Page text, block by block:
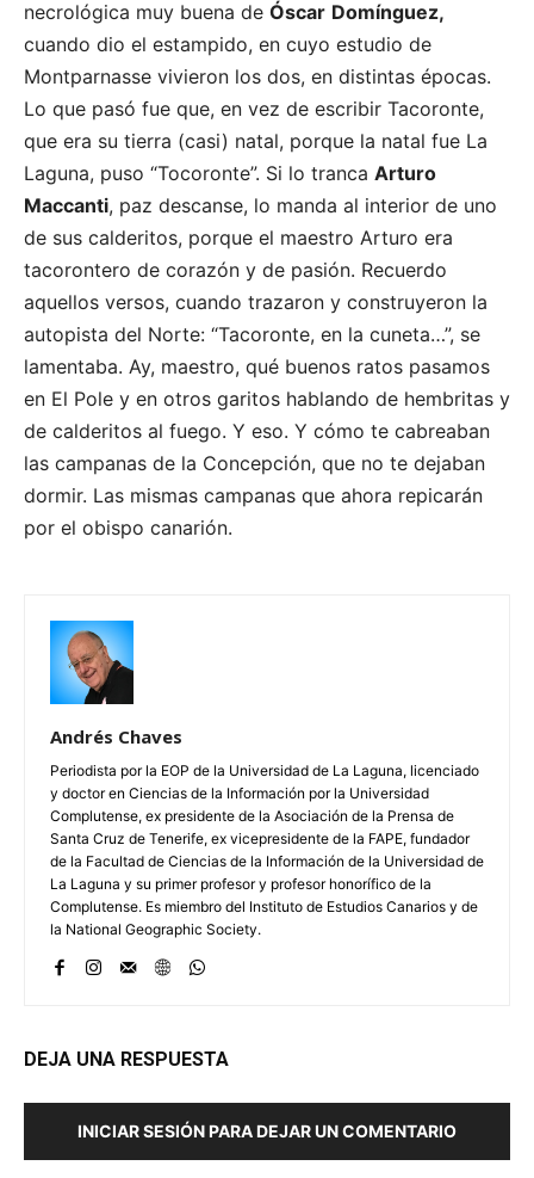
necrológica muy buena de Óscar Domínguez,
cuando dio el estampido, en cuyo estudio de
Montparnasse vivieron los dos, en distintas épocas.
Lo que pasó fue que, en vez de escribir Tacoronte,
que era su tierra (casi) natal, porque la natal fue La
Laguna, puso “Tocoronte”. Si lo tranca Arturo
Maccanti, paz descanse, lo manda al interior de uno
de sus calderitos, porque el maestro Arturo era
tacorontero de corazón y de pasión. Recuerdo
aquellos versos, cuando trazaron y construyeron la
autopista del Norte: “Tacoronte, en la cuneta…”, se
lamentaba. Ay, maestro, qué buenos ratos pasamos
en El Pole y en otros garitos hablando de hembritas y
de calderitos al fuego. Y eso. Y cómo te cabreaban
las campanas de la Concepción, que no te dejaban
dormir. Las mismas campanas que ahora repicarán
por el obispo canarión.
Andrés Chaves
Periodista por la EOP de la Universidad de La Laguna, licenciado
y doctor en Ciencias de la Información por la Universidad
Complutense, ex presidente de la Asociación de la Prensa de
Santa Cruz de Tenerife, ex vicepresidente de la FAPE, fundador
de la Facultad de Ciencias de la Información de la Universidad de
La Laguna y su primer profesor y profesor honorífico de la
Complutense. Es miembro del Instituto de Estudios Canarios y de
la National Geographic Society.
DEJA UNA RESPUESTA
INICIAR SESIÓN PARA DEJAR UN COMENTARIO